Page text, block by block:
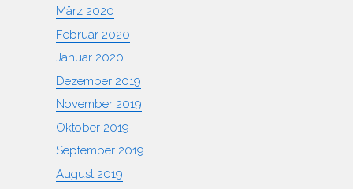
März 2020
Februar 2020
Januar 2020
Dezember 2019
November 2019
Oktober 2019
September 2019
August 2019